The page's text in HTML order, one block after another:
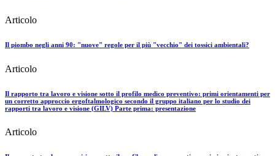
Articolo
Il piombo negli anni 90: "nuove" regole per il più "vecchio" dei tossici ambientali?
Articolo
Il rapporto tra lavoro e visione sotto il profilo medico preventivo: primi orientamenti per
un corretto approccio ergoftalmologico secondo il gruppo italiano per lo studio dei
rapporti tra lavoro e visione (GILV) Parte prima: presentazione
Articolo